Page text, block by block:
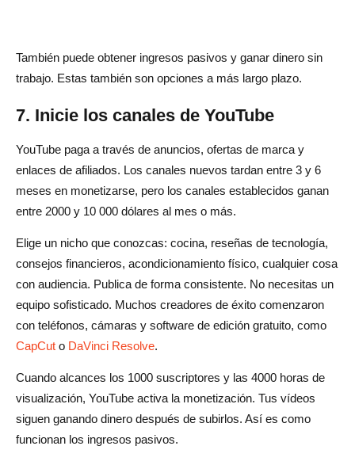
También puede obtener ingresos pasivos y ganar dinero sin
trabajo. Estas también son opciones a más largo plazo.
7. Inicie los canales de YouTube
YouTube paga a través de anuncios, ofertas de marca y
enlaces de afiliados. Los canales nuevos tardan entre 3 y 6
meses en monetizarse, pero los canales establecidos ganan
entre 2000 y 10 000 dólares al mes o más.
Elige un nicho que conozcas: cocina, reseñas de tecnología,
consejos financieros, acondicionamiento físico, cualquier cosa
con audiencia. Publica de forma consistente. No necesitas un
equipo sofisticado. Muchos creadores de éxito comenzaron
con teléfonos, cámaras y software de edición gratuito, como
CapCut o DaVinci Resolve.
Cuando alcances los 1000 suscriptores y las 4000 horas de
visualización, YouTube activa la monetización. Tus vídeos
siguen ganando dinero después de subirlos. Así es como
funcionan los ingresos pasivos.